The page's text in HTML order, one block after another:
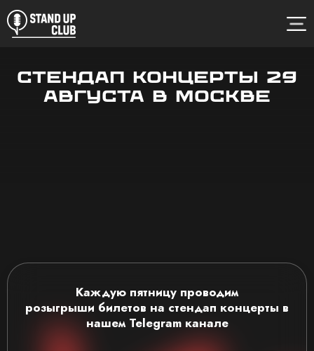
Стендап концерты 29
августа в Москве
Каждую пятницу проводим
розыгрыши билетов на стендап концерты в
нашем Telegram канале